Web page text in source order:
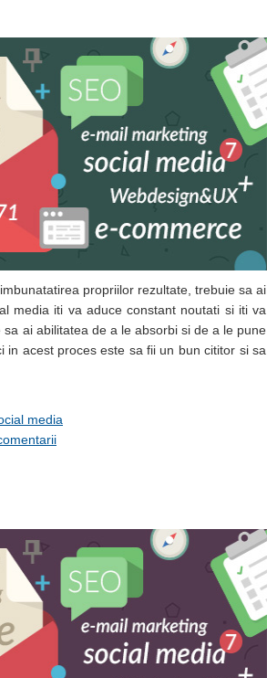
propriilor rezultate, trebuie sa ai
media iti va aduce constant noutati si iti va
ai abilitatea de a le absorbi si de a le pune
acest proces este sa fii un bun cititor si sa
media